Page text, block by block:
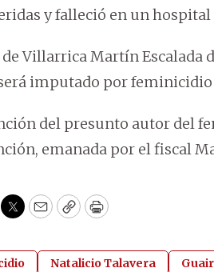
y falleció en un
Villarrica Martín Escalada
imputado por
del presunto autor del
emanada por el fiscal
Twitter
EmailCopyPrint
Natalicio Talavera